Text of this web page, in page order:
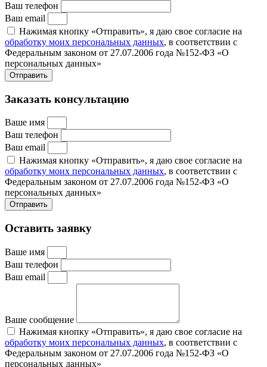
Ваш телефон
Ваш email
Нажимая кнопку «Отправить», я даю свое согласие на
обработку моих персональных данных, в соответствии с
Федеральным законом от 27.07.2006 года №152-ФЗ «О
персональных данных»
Отправить
Заказать консультацию
Ваше имя
Ваш телефон
Ваш email
Нажимая кнопку «Отправить», я даю свое согласие на
обработку моих персональных данных, в соответствии с
Федеральным законом от 27.07.2006 года №152-ФЗ «О
персональных данных»
Отправить
Оставить заявку
Ваше имя
Ваш телефон
Ваш email
Ваше сообщение
Нажимая кнопку «Отправить», я даю свое согласие на
обработку моих персональных данных, в соответствии с
Федеральным законом от 27.07.2006 года №152-ФЗ «О
персональных данных»